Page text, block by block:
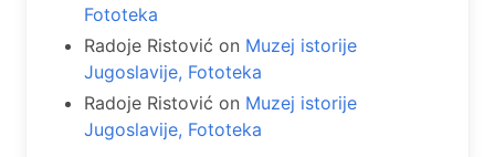
Fototeka
Radoje Ristović on Muzej istorije
Jugoslavije, Fototeka
Radoje Ristović on Muzej istorije
Jugoslavije, Fototeka